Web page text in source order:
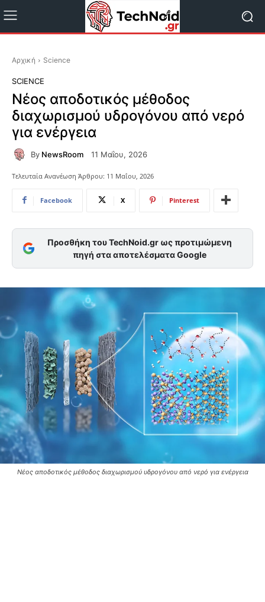
Αρχική Science
SCIENCE
Νέος αποδοτικός μέθοδος
διαχωρισμού υδρογόνου από νερό
για ενέργεια
By NewsRoom 11 Μαΐου, 2026
Τελευταία Ανανέωση Άρθρου: 11 Μαΐου, 2026
Facebook X Pinterest
Προσθήκη του TechNoid.gr ως προτιμώμενη
πηγή στα αποτελέσματα Google
Νέος αποδοτικός μέθοδος διαχωρισμού υδρογόνου από νερό για ενέργεια